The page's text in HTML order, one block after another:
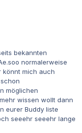
bekannten
normalerweise
könnt mich auch
möglichen
wissen wollt dann
eurer Buddy liste
seeehr seeehr lange